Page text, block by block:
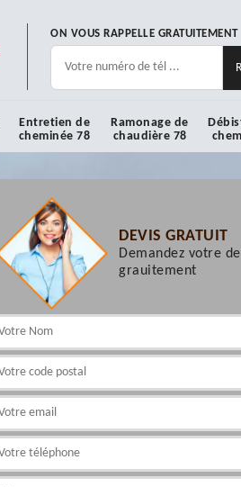
ON VOUS RAPPELLE GRATUITEMENT
Entretien de
cheminée 78
Ramonage de
chaudière 78
DEVIS GRATUIT
Demandez votre
grauitement